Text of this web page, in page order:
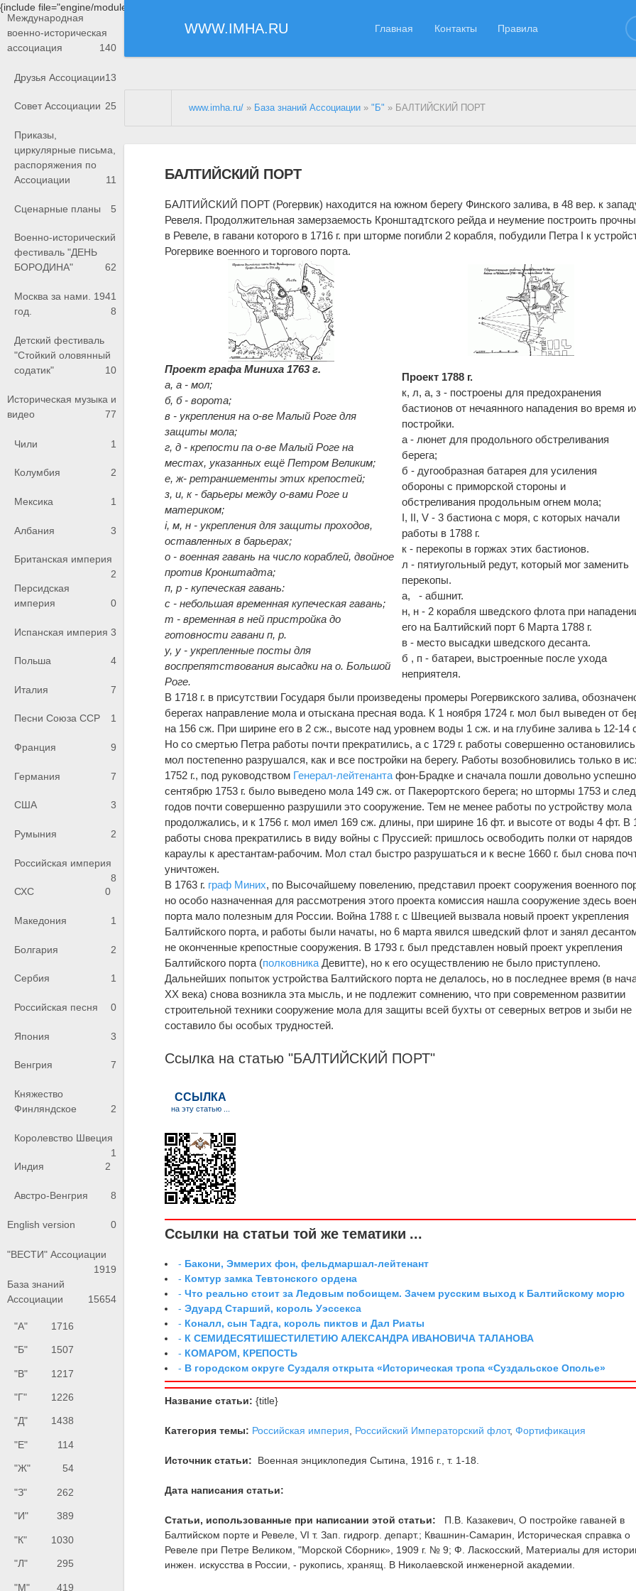
{include file="engine/modules/saperu/head.php"}
WWW.IMHA.RU Главная Контакты Правила
Международная
военно-историческая
ассоциация
140
Друзья Ассоциации13
Совет Ассоциации 25
Приказы,
циркулярные письма,
распоряжения по
Ассоциации
11
Сценарные планы 5
Военно-исторический
фестиваль "ДЕНЬ
БОРОДИНА"
62
Москва за нами. 1941
год.
8
Детский фестиваль
"Стойкий оловянный
содатик"
10
Историческая музыка и
видео
77
Чили 1
Колумбия 2
Мексика 1
Албания 3
Британская империя
2
Персидская
империя
0
Испанская империя 3
Польша 4
Италия 7
Песни Союза ССР 1
Франция 9
Германия 7
США 3
Румыния 2
Российская империя
8
СХС
0
Македония 1
Болгария 2
Сербия 1
Российская песня 0
Япония 3
Венгрия 7
Княжество
Финляндское
2
Королевство Швеция
1
Индия
2
Австро-Венгрия 8
English version 0
"ВЕСТИ" Ассоциации
1919
База знаний
Ассоциации
15654
"А" 1716
"Б" 1507
"В" 1217
"Г" 1226
"Д" 1438
"Е" 114
"Ж" 54
"З" 262
"И" 389
"К" 1030
"Л" 295
"М" 419
www.imha.ru/ » База знаний Ассоциации »"Б" » БАЛТИЙСКИЙ ПОРТ
БАЛТИЙСКИЙ ПОРТ
БАЛТИЙСКИЙ ПОРТ (Рогервик) находится на южном берегу Финского залива, в 48 вер. к
Ревеля. Продолжительная замерзаемость Кронштадтского рейда и неумение построить
в Ревеле, в гавани которого в 1716 г. при шторме погибли 2 корабля, побудили Петра I к
Рогервике военного и торгового порта.
Проект графа Миниха 1763 г.
а, а - мол;
б, б - ворота;
в - укрепления на о-ве Малый Роге для
защиты мола;
г, д - крепости па о-ве Малый Роге на
местах, указанных ещё Петром Великим;
е, ж- ретраншементы этих крепостей;
з, и, к - барьеры между о-вами Роге и
материком;
і, м, н - укрепления для защиты проходов,
оставленных в барьерах;
о - военная гавань на число кораблей, двойное
против Кронштадта;
п, р - купеческая гавань:
с - небольшая временная купеческая гавань;
т - временная в ней пристройка до
готовности гавани п, р.
у, у - укрепленные посты для
воспрепятствования высадки на о. Большой
Роге.
Проект 1788 г.
к, л, а, з - построены для предохранения
бастионов от нечаянного нападения во время
постройки.
а - люнет для продольного обстреливания
берега;
б - дугообразная батарея для усиления
обороны с приморской стороны и
обстреливания продольным огнем мола;
I, II, V - 3 бастиона с моря, с которых начали
работы в 1788 г.
к - перекопы в горжах этих бастионов.
л - пятиугольный редут, который мог заменить
перекопы.
а, - абшнит.
н, н - 2 корабля шведского флота при
его на Балтийский порт 6 Марта 1788 г.
в - место высадки шведского десанта.
б , п - батареи, выстроенные после ухода
неприятеля.
В 1718 г. в присутствии Государя были произведены промеры Рогервикского залива,
берегах направление мола и отыскана пресная вода. К 1 ноября 1724 г. мол был выведен от
на 156 сж. При ширине его в 2 сж., высоте над уровнем воды 1 сж. и на глубине залива ь 12-14
Но со смертью Петра работы почти прекратились, а с 1729 г. работы совершенно
мол постепенно разрушался, как и все постройки на берегу. Работы возобновились только в
1752 г., под руководством Генерал-лейтенанта фон-Брадке и сначала пошли довольно
сентябрю 1753 г. было выведено мола 149 сж. от Пакерортского берега; но штормы 1753 и
годов почти совершенно разрушили это сооружение. Тем не менее работы по устройству мола
продолжались, и к 1756 г. мол имел 169 сж. длины, при ширине 16 фт. и высоте от воды 4 фт. В
работы снова прекратились в виду войны с Пруссией: пришлось освободить полки от нарядов
караулы к арестантам-рабочим. Мол стал быстро разрушаться и к весне 1660 г. был снова
уничтожен.
В 1763 г. граф Миних, по Высочайшему повелению, представил проект сооружения военного
но особо назначенная для рассмотрения этого проекта комиссия нашла сооружение здесь
порта мало полезным для России. Война 1788 г. с Швецией вызвала новый проект укрепления
Балтийского порта, и работы были начаты, но 6 марта явился шведский флот и занял
не оконченные крепостные сооружения. В 1793 г. был представлен новый проект укрепления
Балтийского порта (полковника Девитте), но к его осуществлению не было приступлено.
Дальнейших попыток устройства Балтийского порта не делалось, но в последнее время (в
XX века) снова возникла эта мысль, и не подлежит сомнению, что при современном развитии
строительной техники сооружение мола для защиты всей бухты от северных ветров и зыби не
составило бы особых трудностей.
Ссылка на статью "БАЛТИЙСКИЙ ПОРТ"
Ссылки на статьи той же тематики ...
- Бакони, Эммерих фон, фельдмаршал-лейтенант
- Комтур замка Тевтонского ордена
-Что реально стоит за Ледовым побоищем. Зачем русским выход к Балтийскому морю
-Эдуард Старший, король Уэссекса
- Коналл, сын Тадга, король пиктов и Дал Риаты
- К СЕМИДЕСЯТИШЕСТИЛЕТИЮ АЛЕКСАНДРА ИВАНОВИЧА ТАЛАНОВА
- КОМАРОМ, КРЕПОСТЬ
- В городском округе Суздаля открыта «Историческая тропа «Суздальское Ополье»
Название статьи: {title}
Категория темы: Российская империя Российский Императорский флот,Фортификация
Источник статьи: Военная энциклопедия Сытина, 1916 г., т. 1-18.
Дата написания статьи:
Статьи, использованные при написании этой статьи:
П.В. Казакевич, О постройке гаваней в
Балтийском порте и Ревеле, VI т. Зап. гидрогр. департ.; Квашнин-Самарин, Историческая справка о
Ревеле при Петре Великом, "Морской Сборник», 1909 г. № 9; Ф. Ласкосский, Материалы для
инжен. искусства в России, - рукопись, хранящ. В Николаевской инженерной академии.